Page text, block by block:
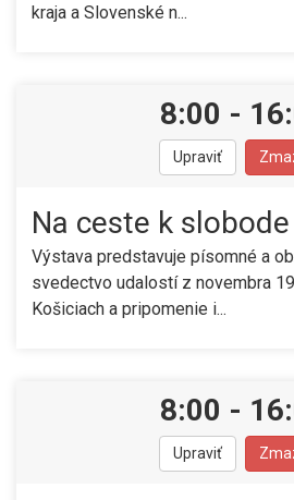
kraja a Slovenské n...
8:00 -
Upraviť
Na ceste k slobode
Výstava predstavuje písomné a
svedectvo udalostí z novembra
Košiciach a pripomenie i...
8:00 -
Upraviť